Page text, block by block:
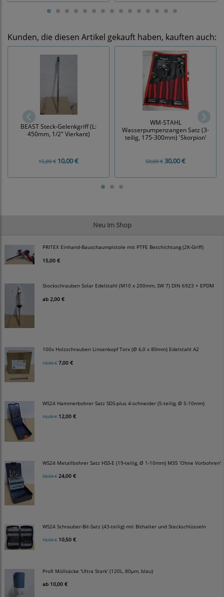
Neu im Shop
PRITEX Einhand-Bauschaumpistole mit PTFE Beschichtung (2K-Griff)
15,00 €
Stockschrauben Solar Edelstahl (M10 x 200mm, SW 7) DIN 6923 + EPDM
ab 2,00 €
100x Holzschrauben Linsenkopf Torx (Ø 6,0 x 80mm) Edelstahl A2
10,00 € 7,00 €
WS24 Hammerbohrer Satz SDS-plus 4-schneider (5-teilig, Ø 5-10mm)
15,00 € 12,00 €
WS24 Metallbohrer Satz HSS-E (19-teilig, Ø 1-10mm) M35 'Ohne Vorbohren'
30,00 € 24,00 €
WS24 Schrauber-Bit-Satz (43-teilig) mit Bithalter und Steckschlüsseln
15,00 € 10,50 €
Profi Müllsäcke 'Ultra Stark' (120L, 80µm, blau)
ab 10,00 €
Kunden, die diesen Artikel gekauft haben, kauften auch:
BEAST Steck-Gelenkgriff (L:
450mm, 1/2" Vierkant)
15,00 € 10,00 €
WM-STAHL
Wasserpumpenzangen Satz (3-
teilig, 175-300mm) 'Skorpion'
50,00 € 30,00 €